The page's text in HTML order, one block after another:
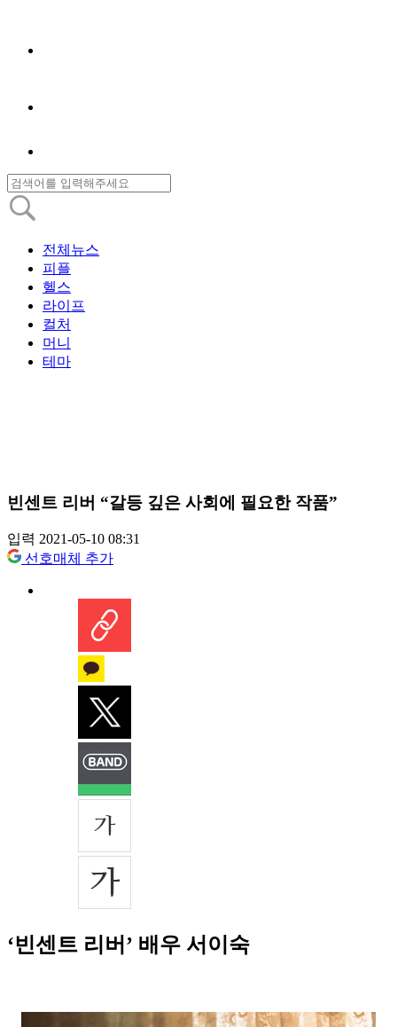
전체뉴스
피플
헬스
라이프
컬처
머니
테마
빈센트 리버 “갈등 깊은 사회에 필요한 작품”
입력 2021-05-10 08:31
선호매체 추가
‘빈센트 리버’ 배우 서이숙